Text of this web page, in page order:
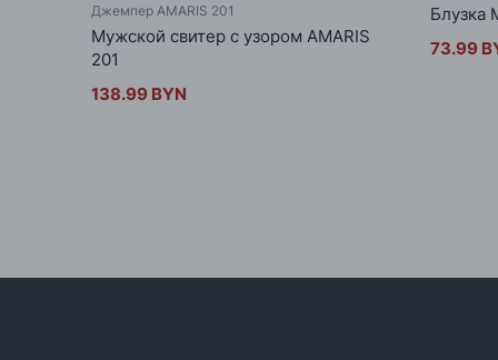
Джемпер AMARIS 201
Мужской свитер с узором AMARIS
201
138.99 BYN
Блузка
73.99